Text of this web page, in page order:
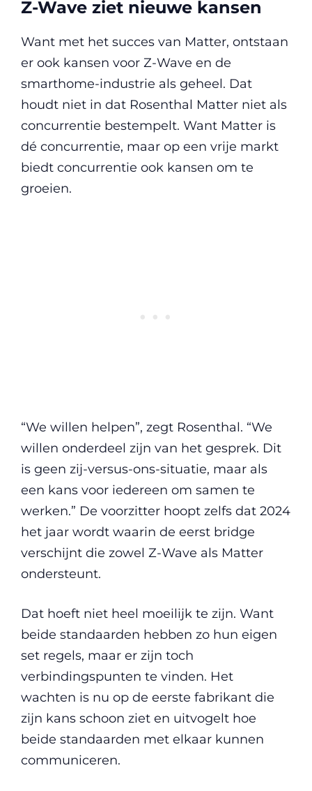
Z-Wave ziet nieuwe kansen
Want met het succes van Matter, ontstaan
er ook kansen voor Z-Wave en de
smarthome-industrie als geheel. Dat
houdt niet in dat Rosenthal Matter niet als
concurrentie bestempelt. Want Matter is
dé concurrentie, maar op een vrije markt
biedt concurrentie ook kansen om te
groeien.
“We willen helpen”, zegt Rosenthal. “We
willen onderdeel zijn van het gesprek. Dit
is geen zij-versus-ons-situatie, maar als
een kans voor iedereen om samen te
werken.” De voorzitter hoopt zelfs dat 2024
het jaar wordt waarin de eerst bridge
verschijnt die zowel Z-Wave als Matter
ondersteunt.
Dat hoeft niet heel moeilijk te zijn. Want
beide standaarden hebben zo hun eigen
set regels, maar er zijn toch
verbindingspunten te vinden. Het
wachten is nu op de eerste fabrikant die
zijn kans schoon ziet en uitvogelt hoe
beide standaarden met elkaar kunnen
communiceren.